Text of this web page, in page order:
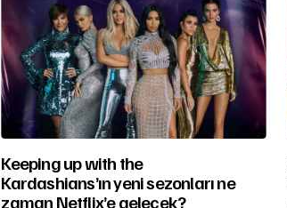
Keeping up with the
Kardashians’ın yeni sezonları ne
zaman Netflix’e gelecek?